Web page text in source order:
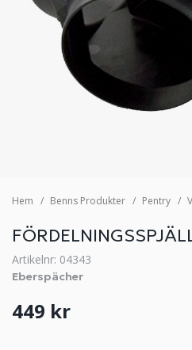
Hem Benns Produkter Pentry
Artikelnr: 04343
Eberspächer
449 kr